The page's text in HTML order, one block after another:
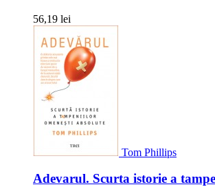
56,19 lei
Tom Phillips
Adevarul. Scurta istorie a